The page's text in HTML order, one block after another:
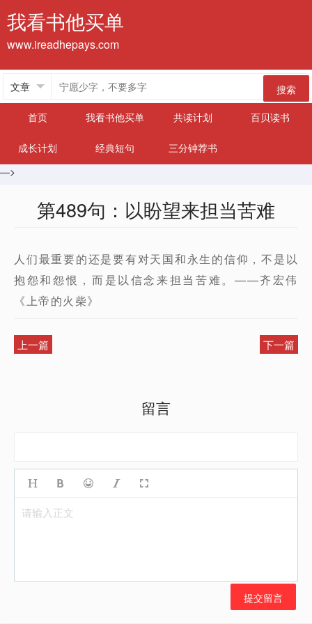
我看书他买单
www.ireadhepays.com
搜索
首页
我看书他买单 共读计划 百贝读书
成长计划 经典短句
三分钟荐书
—>
第489句：以盼望来担当苦难
人们最重要的还是要有对天国和永生的信仰，不是以
抱怨和怨恨，而是以信念来担当苦难。——齐宏伟
《上帝的火柴》
上一篇 下一篇
留言
请输入正文
提交留言